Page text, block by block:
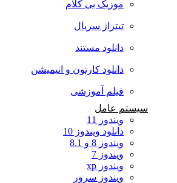
موزیک بی کلام
تیتراژ سریال
دانلود مستند
دانلود کارتون و انیمیشن
فیلم آموزشی
سیستم عامل
ویندوز 11
دانلود ویندوز 10
ویندوز 8 و 8.1
ویندوز 7
ویندوز xp
ویندوز سرور